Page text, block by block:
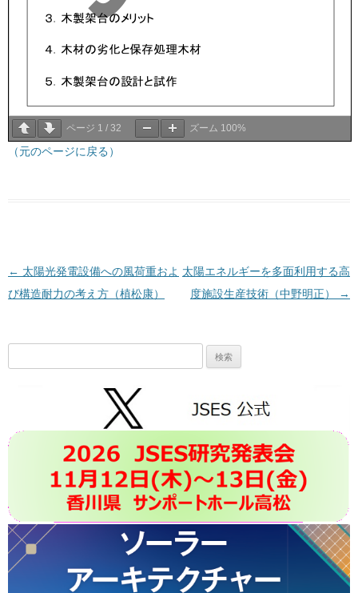
ページ 1 / 32 ズーム 100%
（元のページに戻る）
投稿ナビゲーション
← 太陽光発電設備への風荷重およ
び構造耐力の考え方（植松康）
太陽エネルギーを多面利用する高
度施設生産技術（中野明正）
→
索: